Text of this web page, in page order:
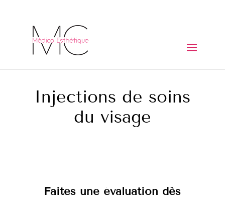
Injections de soins
du visage
Faites une évaluation dès